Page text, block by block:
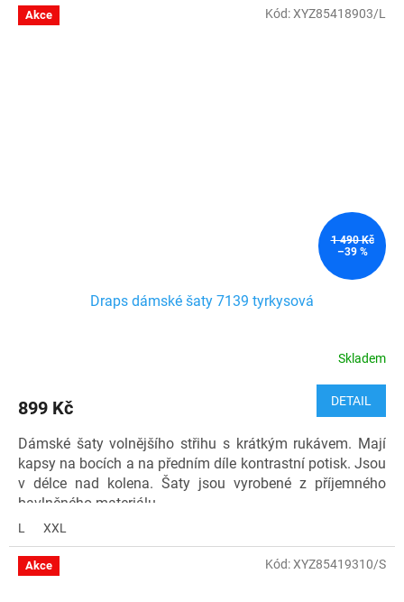
Kód: 7007139-0100-0
Akce
1 490 Kč
–39 %
Draps dámské šaty 7139 tyrkysová
Skladem
899 Kč DETAIL
Dámské šaty volnějšího střihu s krátkým rukávem. Mají
kapsy na bocích a na předním díle kontrastní potisk. Jsou
v délce nad kolena. Šaty jsou vyrobené z příjemného
bavlněného materiálu.
Kód: 7007139-2000-0
L XXL
Kód:XYZ85418903/L
Akce Kód:XYZ85419310/S